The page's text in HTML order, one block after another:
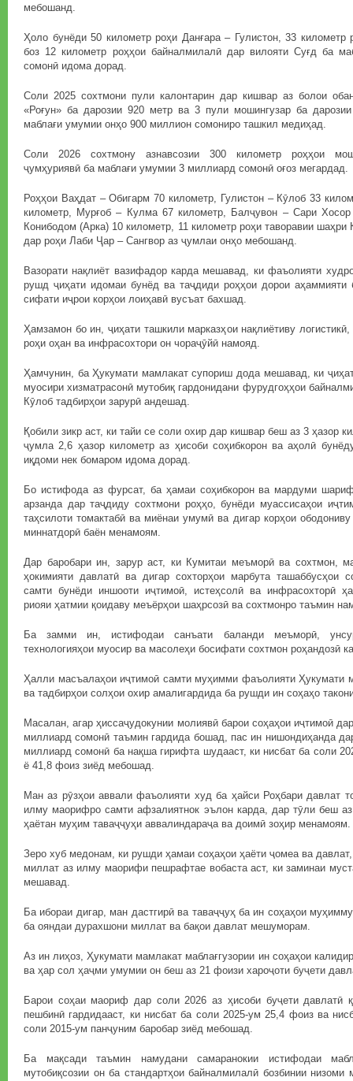
мебошанд.
Ҳоло бунёди 50 километр роҳи Данғара – Гулистон, 33 километр
боз 12 километр роҳҳои байналмилалӣ дар вилояти Суғд ба
сомонӣ идома дорад.
Соли 2025 сохтмони пули калонтарин дар кишвар аз болои
«Роғун» ба дарозии 920 метр ва 3 пули мошингузар ба
маблағи умумии онҳо 900 миллион сомониро ташкил медиҳад.
Соли 2026 сохтмону азнавсозии 300 километр роҳҳои
ҷумҳуриявӣ ба маблағи умумии 3 миллиард сомонӣ оғоз мегардад.
Роҳҳои Ваҳдат – Обигарм 70 километр, Гулистон – Кӯлоб 33
километр, Мурғоб – Кулма 67 километр, Балҷувон – Сари
Конибодом (Арка) 10 километр, 11 километр роҳи таворавии
дар роҳи Лаби Ҷар – Сангвор аз ҷумлаи онҳо мебошанд.
Вазорати нақлиёт вазифадор карда мешавад, ки фаъолияти
рушд ҷиҳати идомаи бунёд ва таҷдиди роҳҳои дорои аҳаммияти
сифати иҷрои корҳои лоиҳавӣ вусъат бахшад.
Ҳамзамон бо ин, ҷиҳати ташкили марказҳои нақлиётиву логистикӣ,
роҳи оҳан ва инфрасохтори он чораҷӯйӣ намояд.
Ҳамчунин, ба Ҳукумати мамлакат супориш дода мешавад, ки
муосири хизматрасонӣ мутобиқ гардонидани фурудгоҳҳои
Кӯлоб тадбирҳои зарурӣ андешад.
Қобили зикр аст, ки тайи се соли охир дар кишвар беш аз 3 ҳазор
ҷумла 2,6 ҳазор километр аз ҳисоби соҳибкорон ва аҳолӣ
иқдоми нек бомаром идома дорад.
Бо истифода аз фурсат, ба ҳамаи соҳибкорон ва мардуми
арзанда дар таҷдиду сохтмони роҳҳо, бунёди муассисаҳои
таҳсилоти томактабӣ ва миёнаи умумӣ ва дигар корҳои
миннатдорӣ баён менамоям.
Дар баробари ин, зарур аст, ки Кумитаи меъморӣ ва сохтмон,
ҳокимияти давлатӣ ва дигар сохторҳои марбута ташаббусҳои
самти бунёди иншооти иҷтимоӣ, истеҳсолӣ ва инфрасохторӣ
риояи ҳатмии қоидаву меъёрҳои шаҳрсозӣ ва сохтмонро таъмин
Ба замми ин, истифодаи санъати баланди меъморӣ,
технологияҳои муосир ва масолеҳи босифати сохтмон роҳандозӣ
Ҳалли масъалаҳои иҷтимоӣ самти муҳимми фаъолияти Ҳукумати
ва тадбирҳои солҳои охир амалигардида ба рушди ин соҳаҳо
Масалан, агар ҳиссаҷудокунии молиявӣ барои соҳаҳои иҷтимоӣ
миллиард сомонӣ таъмин гардида бошад, пас ин нишондиҳанда
миллиард сомонӣ ба нақша гирифта шудааст, ки нисбат ба соли
ё 41,8 фоиз зиёд мебошад.
Ман аз рӯзҳои аввали фаъолияти худ ба ҳайси Роҳбари давлат
илму маорифро самти афзалиятнок эълон карда, дар тӯли беш
ҳаётан муҳим таваҷҷуҳи аввалиндараҷа ва доимӣ зоҳир менамоям.
Зеро хуб медонам, ки рушди ҳамаи соҳаҳои ҳаёти ҷомеа ва
миллат аз илму маорифи пешрафтае вобаста аст, ки заминаи
мешавад.
Ба ибораи дигар, ман дастгирӣ ва таваҷҷуҳ ба ин соҳаҳои
ба ояндаи дурахшони миллат ва бақои давлат мешуморам.
Аз ин лиҳоз, Ҳукумати мамлакат маблағгузории ин соҳаҳои
ва ҳар сол ҳаҷми умумии он беш аз 21 фоизи хароҷоти буҷети
Барои соҳаи маориф дар соли 2026 аз ҳисоби буҷети давлатӣ
пешбинӣ гардидааст, ки нисбат ба соли 2025-ум 25,4 фоиз ва
соли 2015-ум панҷуним баробар зиёд мебошад.
Ба мақсади таъмин намудани самаранокии истифодаи
мутобиқсозии он ба стандартҳои байналмилалӣ бозбинии низоми